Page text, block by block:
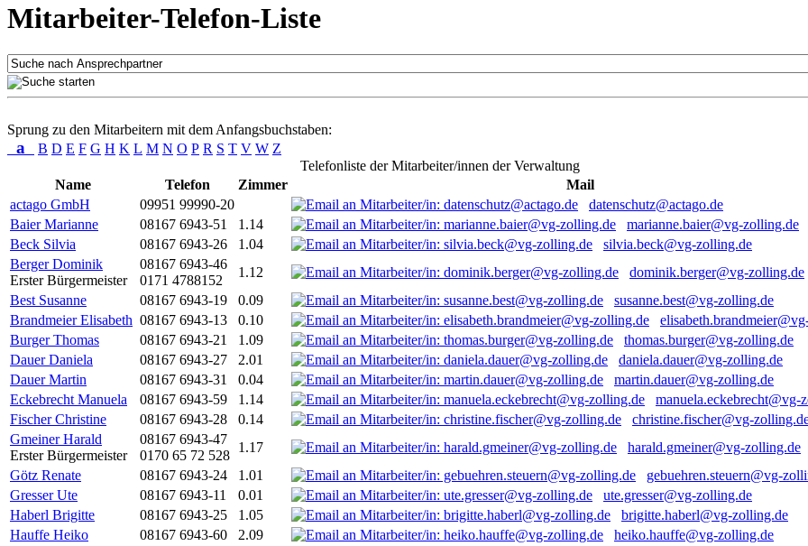
Mitarbeiter-Telefon-Liste
Sprung zu den Mitarbeitern mit dem Anfangsbuchstaben:
a B D E F G H K L M N O P R S T V W Z
Telefonliste der Mitarbeiter/innen der Verwaltung
Name
Telefon Zimmer
Mail
actago GmbH
09951 99990-20
datenschutz@actago.de
Baier Marianne
08167 6943-51 1.14
marianne.baier@vg-zolling.de
Beck Silvia
08167 6943-26 1.04
silvia.beck@vg-zolling.de
Berger Dominik
Erster Bürgermeister
08167 6943-46
0171 4788152
1.12
dominik.berger@vg-zolling.de
Best Susanne
08167 6943-19 0.09
susanne.best@vg-zolling.de
Brandmeier Elisabeth 08167 6943-13 0.10
Burger Thomas
08167 6943-21 1.09
thomas.burger@vg-zolling.de
Dauer Daniela
08167 6943-27 2.01
daniela.dauer@vg-zolling.de
Dauer Martin
08167 6943-31 0.04
martin.dauer@vg-zolling.de
Eckebrecht Manuela
08167 6943-59 1.14
manuela.eckebrecht@vg-
Fischer Christine
08167 6943-28 0.14
christine.fischer@vg-
Gmeiner Harald
Erster Bürgermeister
08167 6943-47
0170 65 72 528
1.17
harald.gmeiner@vg-zolling.de
Götz Renate
08167 6943-24 1.01
gebuehren.steuern@vg-
Gresser Ute
08167 6943-11 0.01
ute.gresser@vg-zolling.de
Haberl Brigitte
08167 6943-25 1.05
brigitte.haberl@vg-zolling.de
Hauffe Heiko
08167 6943-60 2.09
heiko.hauffe@vg-zolling.de